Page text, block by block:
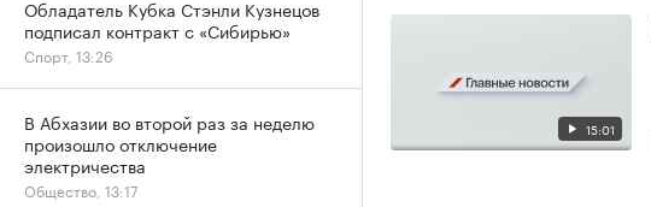
15:01
Обладатель Кубка Стэнли Кузнецов
подписал контракт с «Сибирью»
Спорт, 13:26
В Абхазии во второй раз за неделю
произошло отключение
электричества
Общество, 13:17